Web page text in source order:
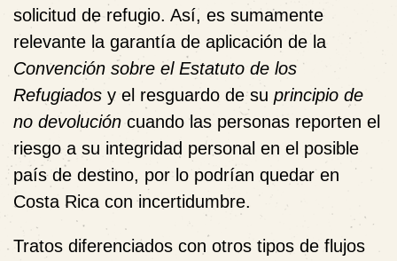
solicitud de refugio. Así, es sumamente
relevante la garantía de aplicación de la
Convención sobre el Estatuto de los
Refugiados y el resguardo de su principio de
no devolución cuando las personas reporten el
riesgo a su integridad personal en el posible
país de destino, por lo podrían quedar en
Costa Rica con incertidumbre.
Tratos diferenciados con otros tipos de flujos